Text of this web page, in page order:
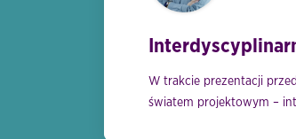
W trakcie prezentacji
światem projektowym –